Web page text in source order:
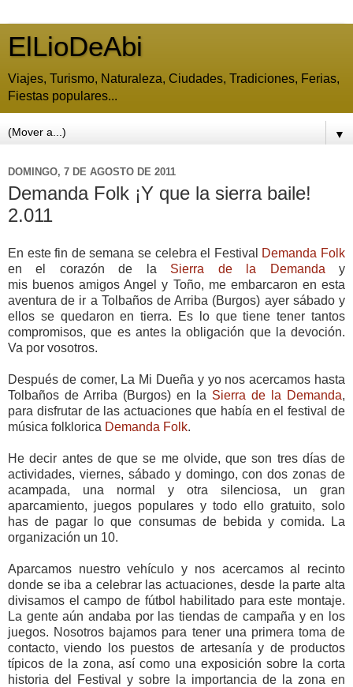
ElLioDeAbi
Viajes, Turismo, Naturaleza, Ciudades, Tradiciones, Ferias,
Fiestas populares...
▼
DOMINGO, 7 DE AGOSTO DE 2011
Demanda Folk ¡Y que la sierra baile!
2.011
En este fin de semana se celebra el Festival Demanda Folk
en el corazón de la Sierra de la Demanda y
mis buenos amigos Angel y Toño, me embarcaron en esta
aventura de ir a Tolbaños de Arriba (Burgos) ayer sábado y
ellos se quedaron en tierra. Es lo que tiene tener tantos
compromisos, que es antes la obligación que la devoción.
Va por vosotros.
Después de comer, La Mi Dueña y yo nos acercamos hasta
Tolbaños de Arriba (Burgos) en la Sierra de la Demanda,
para disfrutar de las actuaciones que había en el festival de
música folklorica Demanda Folk.
He decir antes de que se me olvide, que son tres días de
actividades, viernes, sábado y domingo, con dos zonas de
acampada, una normal y otra silenciosa, un gran
aparcamiento, juegos populares y todo ello gratuito, solo
has de pagar lo que consumas de bebida y comida. La
organización un 10.
Aparcamos nuestro vehículo y nos acercamos al recinto
donde se iba a celebrar las actuaciones, desde la parte alta
divisamos el campo de fútbol habilitado para este montaje.
La gente aún andaba por las tiendas de campaña y en los
juegos. Nosotros bajamos para tener una primera toma de
contacto, viendo los puestos de artesanía y de productos
típicos de la zona, así como una exposición sobre la corta
historia del Festival y sobre la importancia de la zona en